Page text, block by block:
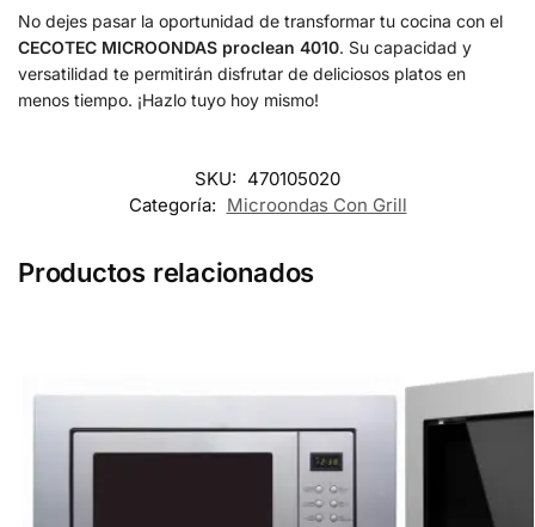
No dejes pasar la oportunidad de transformar tu cocina con el
CECOTEC MICROONDAS proclean 4010. Su capacidad y
versatilidad te permitirán disfrutar de deliciosos platos en
menos tiempo. ¡Hazlo tuyo hoy mismo!
SKU: 470105020
Categoría: Microondas Con Grill
Productos relacionados